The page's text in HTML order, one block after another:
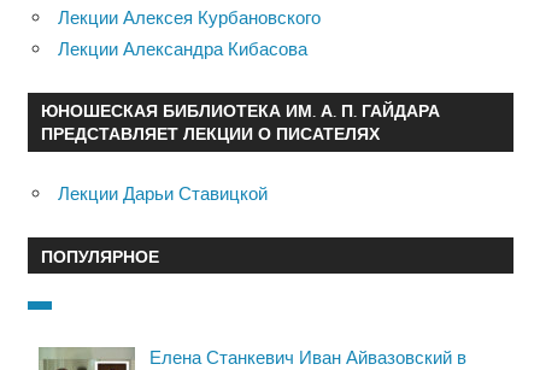
Лекции Алексея Курбановского
Лекции Александра Кибасова
ЮНОШЕСКАЯ БИБЛИОТЕКА ИМ. А. П. ГАЙДАРА
ПРЕДСТАВЛЯЕТ ЛЕКЦИИ О ПИСАТЕЛЯХ
Лекции Дарьи Ставицкой
ПОПУЛЯРНОЕ
Елена Станкевич Иван Айвазовский в